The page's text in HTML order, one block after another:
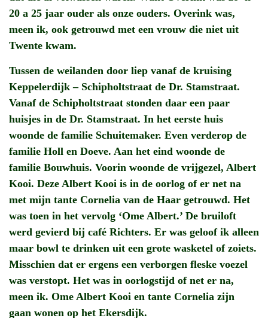
20 a 25 jaar ouder als onze ouders. Overink was,
meen ik, ook getrouwd met een vrouw die niet uit
Twente kwam.
Tussen de weilanden door liep vanaf de kruising
Keppelerdijk – Schipholtstraat de Dr. Stamstraat.
Vanaf de Schipholtstraat stonden daar een paar
huisjes in de Dr. Stamstraat. In het eerste huis
woonde de familie Schuitemaker. Even verderop de
familie Holl en Doeve. Aan het eind woonde de
familie Bouwhuis. Voorin woonde de vrijgezel, Albert
Kooi. Deze Albert Kooi is in de oorlog of er net na
met mijn tante Cornelia van de Haar getrouwd. Het
was toen in het vervolg ‘Ome Albert.’ De bruiloft
werd gevierd bij café Richters. Er was geloof ik alleen
maar bowl te drinken uit een grote wasketel of zoiets.
Misschien dat er ergens een verborgen fleske voezel
was verstopt. Het was in oorlogstijd of net er na,
meen ik. Ome Albert Kooi en tante Cornelia zijn
gaan wonen op het Ekersdijk.